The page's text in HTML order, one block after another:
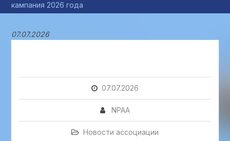
кампания 2026 года
07.07.2026
07.07.2026
NPAA
Новости ассоциации